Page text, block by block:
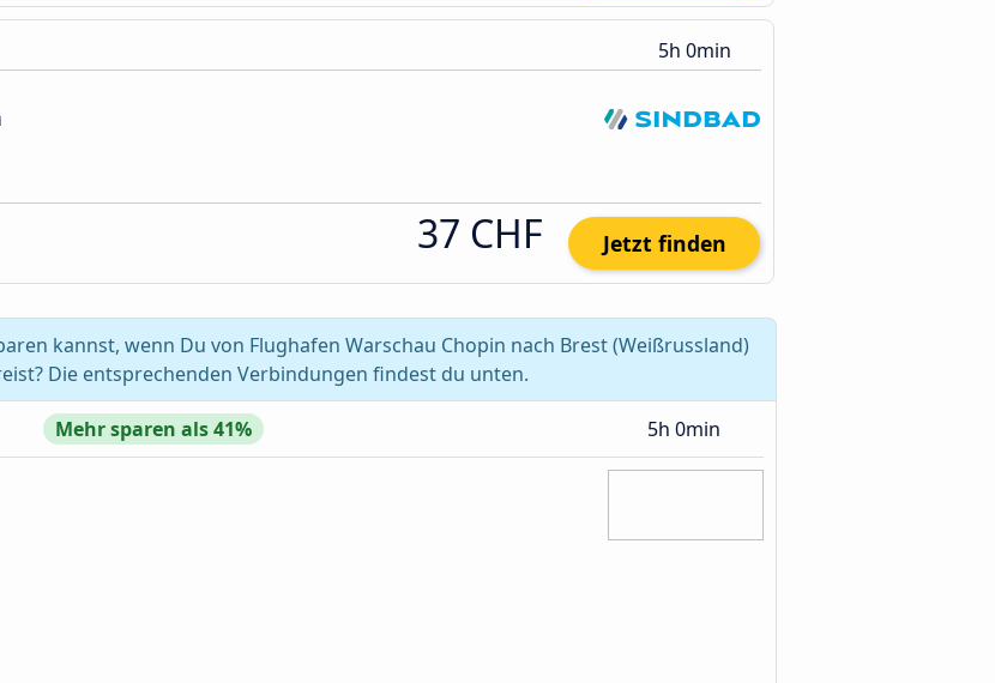
5h 0min
37 CHF Jetzt finden
kannst, wenn Du von Flughafen Warschau Chopin nach Brest (Weißrussland)
Die entsprechenden Verbindungen findest du unten.
Mehr sparen als 41%
5h 0min